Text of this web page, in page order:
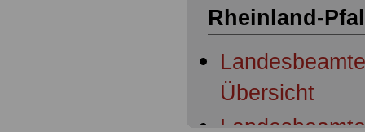
Rheinland-
Übersicht